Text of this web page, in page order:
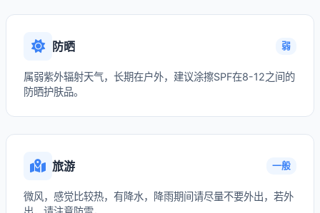
防晒 弱
属弱紫外辐射天气，长期在户外，建议涂擦SPF在8-12之间的
防晒护肤品。
旅游 一般
微风，感觉比较热，有降水，降雨期间请尽量不要外出，若外